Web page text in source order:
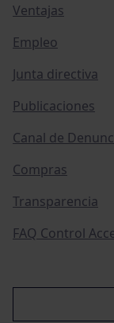
Ventajas
Empleo
Junta directiva
Publicaciones
Canal de
Compras
Transparencia
FAQ Control